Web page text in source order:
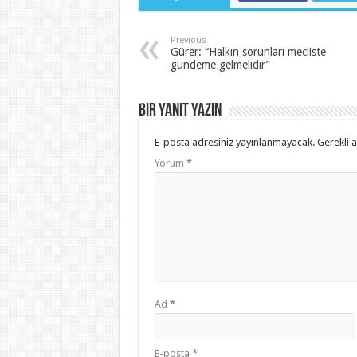
Previous
Gürer: “Halkın sorunları mecliste
gündeme gelmelidir”
Bir yanıt yazın
E-posta adresiniz yayınlanmayacak. Gerekli
Yorum *
Ad *
E-posta *